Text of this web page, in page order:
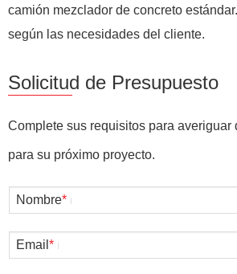
camión mezclador de concreto
según las necesidades del cliente.
Solicitud de Presupuesto
Complete sus requisitos para averiguar
para su próximo proyecto.
Nombre*
Email *